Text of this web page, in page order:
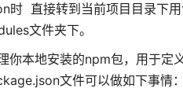
时 直接转到当前项目目录下
文件夹下。
你本地安装的npm包，用于定
文件可以做如下事情：